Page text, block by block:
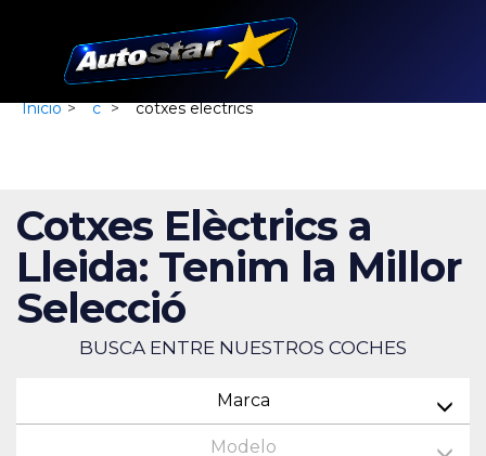
Inicio > c > cotxes electrics
Cotxes Elèctrics a
Lleida: Tenim la Millor
Selecció
BUSCA ENTRE NUESTROS COCHES
Marca
Modelo